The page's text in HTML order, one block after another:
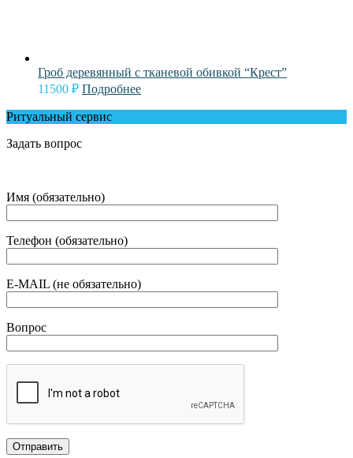
Гроб деревянный с тканевой обивкой “Крест”
11500 ₽ Подробнее
Ритуальный сервис
Задать вопрос
Имя (обязательно)
Телефон (обязательно)
E-MAIL (не обязательно)
Вопрос